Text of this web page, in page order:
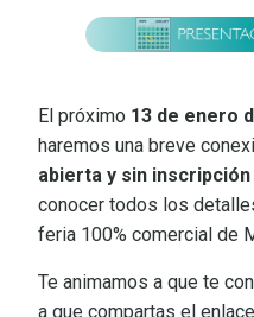
El próximo 13 de enero
haremos una breve
abierta y sin
conocer todos los
feria 100% comercial de
Te animamos a que te
a que compartas el